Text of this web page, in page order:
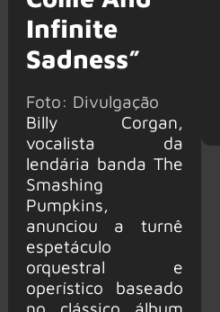
Infinite
Sadness”
Foto: Divulgação
Billy Corgan,
vocalista da
lendária banda The
Smashing
Pumpkins,
anunciou a turnê
espetáculo
orquestral e
operístico baseado